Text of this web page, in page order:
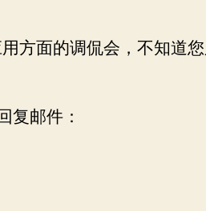
方面的调侃会，不知道
复邮件：